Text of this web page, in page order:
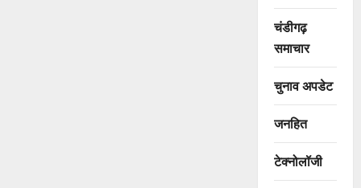
चंडीगढ़
समाचार
चुनाव अपडेट
जनहित
टेक्नोलॉजी